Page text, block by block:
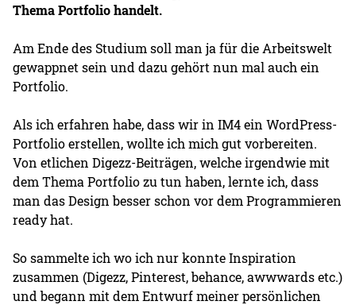
Thema Portfolio handelt.
Am Ende des Studium soll man ja für die Arbeitswelt
gewappnet sein und dazu gehört nun mal auch ein
Portfolio.
Als ich erfahren habe, dass wir in IM4 ein WordPress-
Portfolio erstellen, wollte ich mich gut vorbereiten.
Von etlichen Digezz-Beiträgen, welche irgendwie mit
dem Thema Portfolio zu tun haben, lernte ich, dass
man das Design besser schon vor dem Programmieren
ready hat.
So sammelte ich wo ich nur konnte Inspiration
zusammen (Digezz, Pinterest, behance, awwwards etc.)
und begann mit dem Entwurf meiner persönlichen